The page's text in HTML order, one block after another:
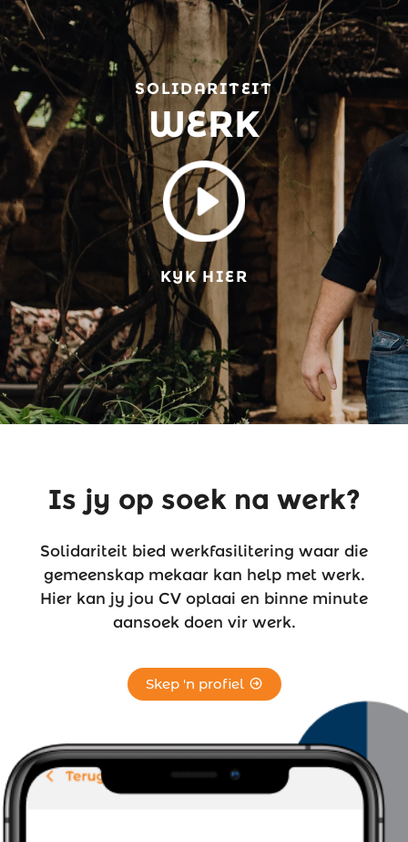
SOLIDARITEIT
WERK
KYK HIER
Is jy op soek na werk?
Solidariteit bied werkfasilitering waar die
gemeenskap mekaar kan help met werk.
Hier kan jy jou CV oplaai en binne minute
aansoek doen vir werk.
Skep 'n profiel